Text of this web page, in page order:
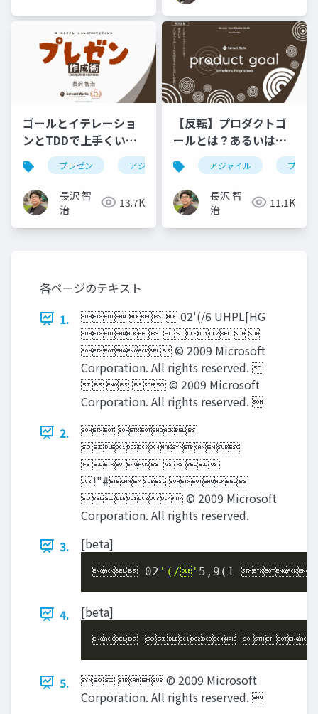
ゴールとイテレーショ
ンとTDDで上手くいく
プレゼン作成術
プレゼン アジャイル ebm rsgt2025
長沢 智
治
13.7K
【反転】プロダクトゴ
ールとは？あるいはプ
ロダクトのゴールを設
定するには何が必要
か？
アジャイル プロダ
長沢 智
治
11.1K
各ページのテキスト
1.
   02'(/6 UHPL[HG
   
 © 2009 Microsoft
Corporation. All rights reserved. 
   © 2009 Microsoft
Corporation. All rights reserved. 
2.
 

 
!"# 
 © 2009 Microsoft
Corporation. All rights reserved. 
3.
[beta]
 02 '(/' 5 , 9 ( 1
4. [beta]
 
5.
  © 2009 Microsoft
Corporation. All rights reserved. 